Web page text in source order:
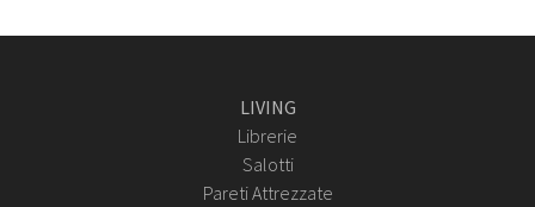
LIVING
Librerie
Salotti
Pareti Attrezzate